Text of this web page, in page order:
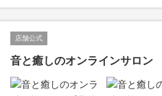
店舗公式
音と癒しのオンラインサロン